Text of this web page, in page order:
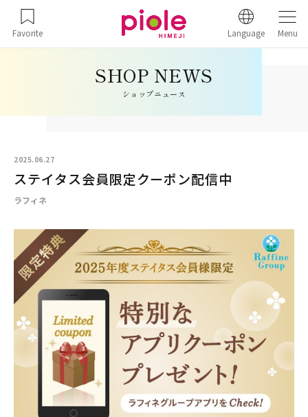
Favorite Language Menu
ショップニュース
2025.06.27
ステイタス会員限定クーポン配信中
ラフィネ